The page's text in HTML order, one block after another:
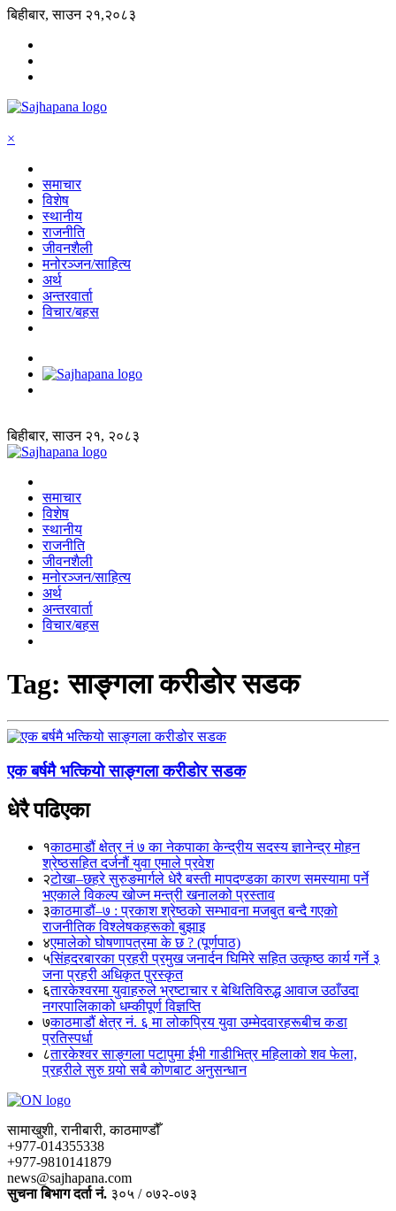
बिहीबार, साउन २१,२०८३
×
समाचार
विशेष
स्थानीय
राजनीति
जीवनशैली
मनोरञ्जन/साहित्य
अर्थ
अन्तरवार्ता
विचार/बहस
बिहीबार, साउन २१, २०८३
समाचार
विशेष
स्थानीय
राजनीति
जीवनशैली
मनोरञ्जन/साहित्य
अर्थ
अन्तरवार्ता
विचार/बहस
Tag:साङ्गला करीडोर सडक
एक बर्षमै भत्कियो साङ्गला करीडोर सडक
धेरै पढिएका
१काठमाडौं क्षेत्र नं ७ का नेकपाका केन्द्रीय सदस्य ज्ञानेन्द्र मोहन
श्रेष्ठसहित दर्जनौं युवा एमाले प्रवेश
२टोखा–छहरे सुरुङमार्गले धेरै बस्ती मापदण्डका कारण समस्यामा पर्ने
भएकाले विकल्प खोज्न मन्त्री खनालको प्रस्ताव
३काठमाडौं–७ : प्रकाश श्रेष्ठको सम्भावना मजबुत बन्दै गएको
राजनीतिक विश्लेषकहरूको बुझाइ
४एमालेको घोषणापत्रमा के छ ? (पूर्णपाठ)
५सिंहदरबारका प्रहरी प्रमुख जनार्दन घिमिरे सहित उत्कृष्ठ कार्य गर्ने ३
जना प्रहरी अधिकृत पुरस्कृत
६तारकेश्वरमा युवाहरुले भ्रष्टाचार र बेथितिविरुद्ध आवाज उठाँउदा
नगरपालिकाको धम्कीपूर्ण विज्ञप्ति
७काठमाडौं क्षेत्र नं. ६ मा लोकप्रिय युवा उम्मेदवारहरूबीच कडा
प्रतिस्पर्धा
८तारकेश्वर साङ्गला पटापुमा ईभी गाडीभित्र महिलाको शव फेला,
प्रहरीले सुरु गर्‍यो सबै कोणबाट अनुसन्धान
सामाखुशी, रानीबारी, काठमाण्डौँ
+977-014355338
+977-9810141879
news@sajhapana.com
सुचना बिभाग दर्ता नं. ३०५ / ०७२-०७३